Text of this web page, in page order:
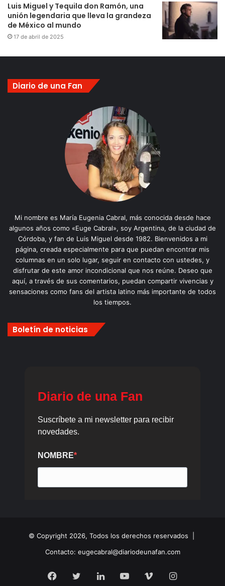
Luis Miguel y Tequila don Ramón, una
unión legendaria que lleva la grandeza
de México al mundo
17 de abril de 2025
Diario de una Fan
Mi nombre es María Eugenia Cabral, más conocida desde hace
algunos años como «Euge Cabral», soy Argentina, de la ciudad de
Córdoba, y fan de Luis Miguel desde 1982. Bienvenidos a mi
página, creada especialmente para que puedan encontrar mis
columnas en un solo lugar, seguir en contacto con ustedes, y
disfrutar de este amor incondicional que nos reúne. Deseo que
aquí, a través de sus comentarios, puedan compartir vivencias y
sensaciones como fans del artista latino más importante de todos
los tiempos.
Boletín de noticias
© Copyright 2026, Todos los derechos reservados |
Contacto: eugecabral@diariodeunafan.com
Facebook
TwitterLinkedInYouTubeVimeoInstagram